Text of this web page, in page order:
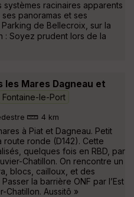
racinaires apparents
panoramas et ses
de Bellecroix, sur la
: Soyez prudent lors de la
les Mares Dagneau et
Fontaine-le-Port
4 km
à Piat et Dagneau. Petit
route ronde (D142). Cette
quelques fois en RBD, par
Chatillon. On rencontre un
blocs, cailloux, et des
la barrière ONF par l’Est
Chatillon. Aussitô »